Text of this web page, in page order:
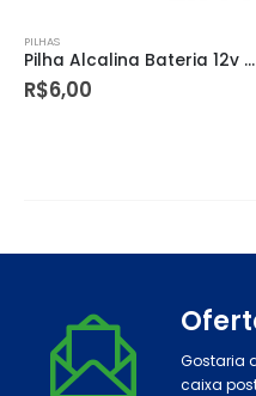
PILHAS
Pilha Alcalina Bateria 12v Brasfort Blister – Brasfort
R$6,00
Gostaria
caixa